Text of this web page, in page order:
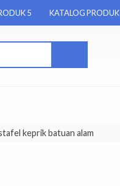
5 KATALOG PRODUK
keprik batuan alam